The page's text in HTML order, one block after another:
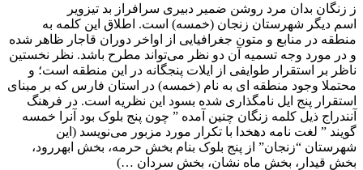
ز زنگان بدان مرد روشن ضمیر دبیری سرافراز بد تیزویر
اسم دیگر شهرستان زنجان (خمسه) است. اطلاق این کلمه به
منطقه در منابع و متون جغرافیایی از اواخر دوران قاجار ظاهر شده
و در مورد وجه تسمیه آن دو نظر می‌تواند مطرح باشد. نظر نخستین
ناظر بر استقرار طوایفی از ایلات پنجگانه در این منطقه است؛ و
محتملا وجود منطقه ای به نام (خمسه) در استان فارس که بر مبنای
استقرار پنج ایل نامگذاری شده بسود این نظریه است. در فرهنگ
آنندراج ذیل کلمه زنگان چنین آمده ” چون پنج بلوک بود آنرا خمسه
گویند ” لغت نامه دهخدا با تکرار مورد مزبور می‌نویسد (این
شهرستان “زنجان” از پنج بلوک بنام بخش حرمه، بخش ابهررود،
بخش قیدار، بخش ماه نشان، بخش سردان …)